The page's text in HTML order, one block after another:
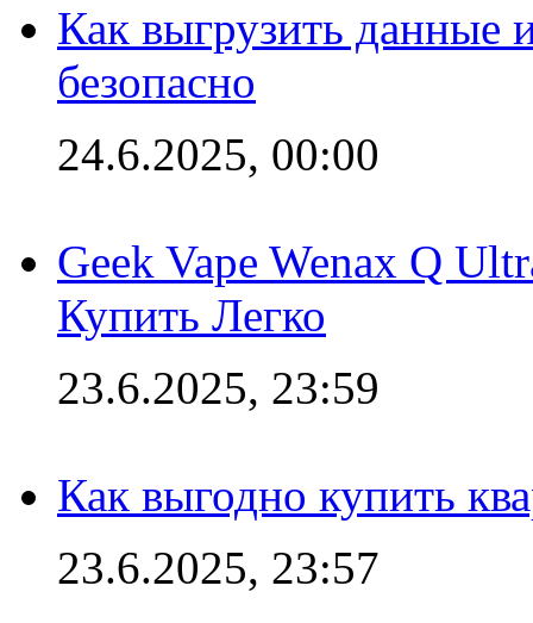
Как выгрузить данные
безопасно
24.6.2025, 00:00
Geek Vape Wenax Q
Купить Легко
23.6.2025, 23:59
Как выгодно купить
23.6.2025, 23:57